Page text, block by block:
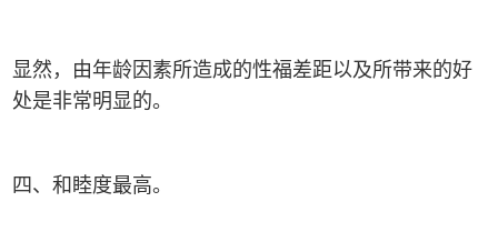
显然，由年龄因素所造成的性福差距以及所带来的好
处是非常明显的。
四、和睦度最高。